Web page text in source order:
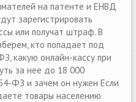
на патенте и ЕНВД
зарегистрировать
или получат штраф. В
кто попадает под
какую онлайн-кассу при
за нее до 18 000
ФЗ и зачем он нужен Если
товары населению